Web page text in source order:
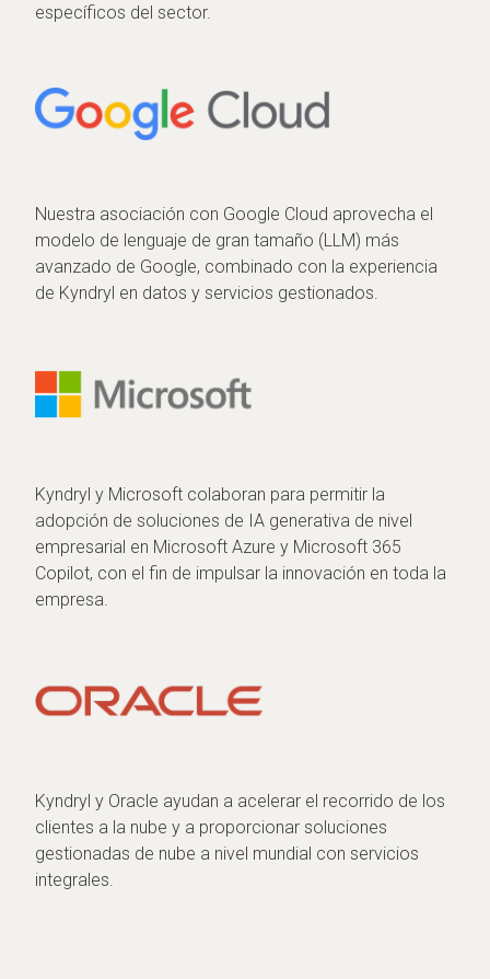
específicos del sector.
Nuestra asociación con Google Cloud aprovecha el
modelo de lenguaje de gran tamaño (LLM) más
avanzado de Google, combinado con la experiencia
de Kyndryl en datos y servicios gestionados.
Kyndryl y Microsoft colaboran para permitir la
adopción de soluciones de IA generativa de nivel
empresarial en Microsoft Azure y Microsoft 365
Copilot, con el fin de impulsar la innovación en toda la
empresa.
Kyndryl y Oracle ayudan a acelerar el recorrido de los
clientes a la nube y a proporcionar soluciones
gestionadas de nube a nivel mundial con servicios
integrales.